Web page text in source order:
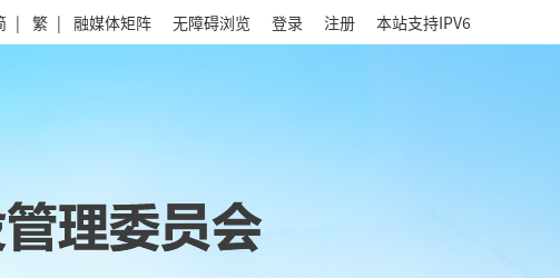
| 繁 | 融媒体矩阵 无障碍浏览 登录 注册 本站支持IPV6